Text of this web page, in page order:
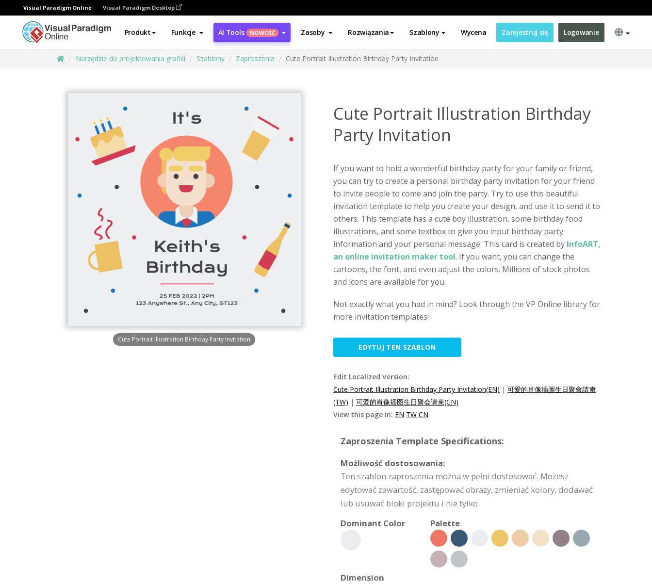
Visual Paradigm Online Visual Paradigm Desktop
Produkt Funkcje AI Tools NOWOŚĆ Zasoby Rozwiązania Szablony Wycena Zarejestruj się Logowanie
Narzędzie do projektowania grafiki Szablony Zaproszenia Cute Portrait Illustration Birthday Party Invitation
Cute Portrait Illustration Birthday Party Invitation
Cute Portrait Illustration Birthday
Party Invitation
If you want to hold a wonderful birthday party for your family or friend,
you can try to create a personal birthday party invitation for your friend
to invite people to come and join the party. Try to use this beautiful
invitation template to help you create your design, and use it to send it to
others. This template has a cute boy illustration, some birthday food
illustrations, and some textbox to give you input birthday party
information and your personal message. This card is created by InfoART,
an online invitation maker tool. If you want, you can change the
cartoons, the font, and even adjust the colors. Millions of stock photos
and icons are available for you.
Not exactly what you had in mind? Look through the VP Online library for
more invitation templates!
EDYTUJ TEN SZABLON
Edit Localized Version:
Cute Portrait Illustration Birthday Party Invitation(EN) | 可愛的肖像插圖生日聚會請柬
(TW) | 可爱的肖像插图生日聚会请柬(CN)
View this page in: EN TW CN
Zaproszenia Template Specifications:
Możliwość dostosowania:
Ten szablon zaproszenia można w pełni dostosować. Możesz
edytować zawartość, zastępować obrazy, zmieniać kolory, dodawać
lub usuwać bloki projektu i nie tylko.
Dominant Color
Palette
Dimension